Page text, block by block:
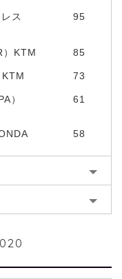
ス
95
）KTM 85
73
）
61
58